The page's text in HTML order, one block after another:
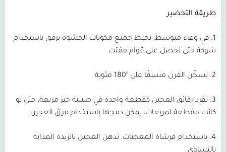
طريقة التحضير
1.
في وعاء متوسط، نخلط جميع مكونات الحشوة برفق باستخدام
شوكة حتى نحصل على قوام مفتت
2. نسخّن الفرن مسبقًا على °180 مئوية
3.
نفرد رقائق العجين كقطعة واحدة في صينية خبز مربعة، حتى لو
كانت مقطعة لمربعات، يمكن دمجها باستخدام مرق العجين
4. باستخدام فرشاة المعجنات، ندهن العجين بالزبدة المذابة